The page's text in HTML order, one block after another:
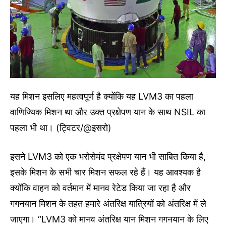
यह मिशन इसलिए महत्वपूर्ण है क्योंकि यह LVM3 का पहला
वाणिज्यिक मिशन था और उक्त प्रक्षेपण यान के साथ NSIL का
पहला भी था। (ट्विटर/@इसरो)
इसने LVM3 को एक भरोसेमंद प्रक्षेपण यान भी साबित किया है,
इसके मिशन के सभी चार मिशन सफल रहे हैं। यह आवश्यक है
क्योंकि वाहन को वर्तमान में मानव रेटेड किया जा रहा है और
गगनयान मिशन के तहत हमारे अंतरिक्ष यात्रियों को अंतरिक्ष में ले
जाएगा। “LVM3 को मानव अंतरिक्ष यान मिशन गगनयान के लिए